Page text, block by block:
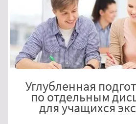
Углубленная
по отдельным
для учащихся